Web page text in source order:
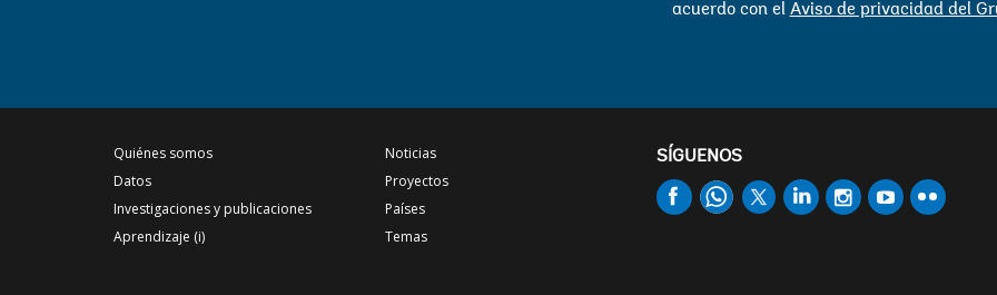
acuerdo con el Aviso de privacidad del
Quiénes somos
Datos
Investigaciones y publicaciones
Aprendizaje (i)
Noticias
Proyectos
Países
Temas
SÍGUENOS